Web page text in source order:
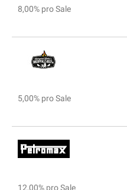
8,00% pro Sale
5,00% pro Sale
12,00% pro Sale